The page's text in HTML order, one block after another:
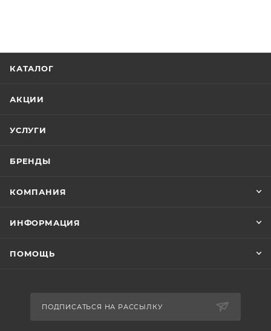
КАТАЛОГ
АКЦИИ
УСЛУГИ
БРЕНДЫ
КОМПАНИЯ
ИНФОРМАЦИЯ
ПОМОЩЬ
ПОДПИСАТЬСЯ НА РАССЫЛКУ